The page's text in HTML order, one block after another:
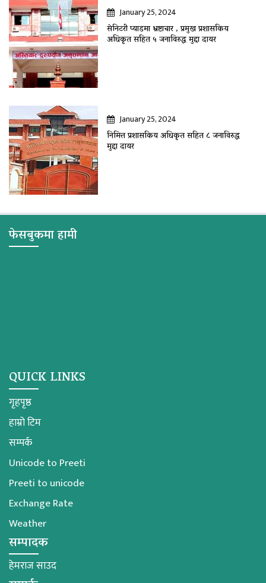
January 25, 2024
सेनिटरी प्याडमा भ्रष्टाचार , प्रमुख प्रशासकिय
अधिकृत सहित ५ जनाविरुद्ध मुद्दा दायर
January 25, 2024
निमित्त प्रशासकिय अधिकृत सहित ८ जनाविरुद्ध
मुद्दा दायर
फेसबुकमा हामी
QUICK LINKS
गृहपृष्ठ
हाम्रो टिम
सम्पर्क
Unicode to Preeti
Preeti to unicode
Exchange Rate
Weather
सम्पादक
हेमराज साउद